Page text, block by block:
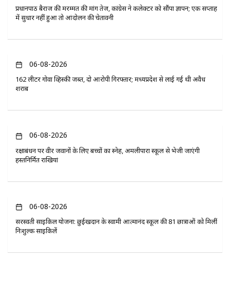
प्रधानपाठ बैराज की मरम्मत की मांग तेज, कांग्रेस ने कलेक्टर को सौंपा ज्ञापन; एक सप्ताह
में सुधार नहीं हुआ तो आंदोलन की चेतावनी
06-08-2026
162 लीटर गोवा व्हिस्की जब्त, दो आरोपी गिरफ्तार; मध्यप्रदेश से लाई गई थी अवैध
शराब
06-08-2026
रक्षाबंधन पर वीर जवानों के लिए बच्चों का स्नेह, अमलीपारा स्कूल से भेजी जाएंगी
हस्तनिर्मित राखियां
06-08-2026
सरस्वती साइकिल योजना: छुईखदान के स्वामी आत्मानंद स्कूल की 81 छात्राओं को मिलीं
निःशुल्क साइकिलें